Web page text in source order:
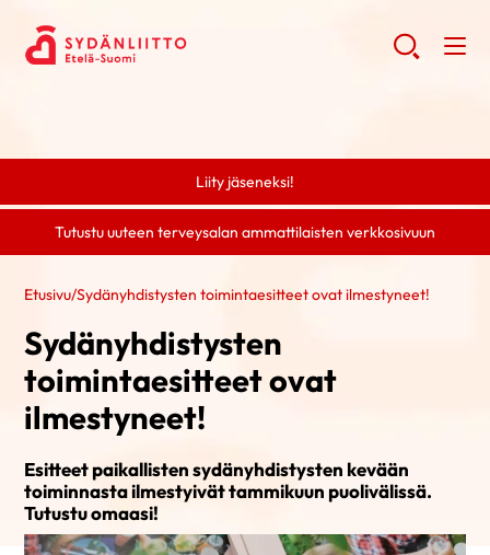
Liity jäseneksi!
Tutustu uuteen terveysalan ammattilaisten verkkosivuun
Etusivu/Sydänyhdistysten toimintaesitteet ovat ilmestyneet!
Sydänyhdistysten
toimintaesitteet ovat
ilmestyneet!
Esitteet paikallisten sydänyhdistysten kevään
toiminnasta ilmestyivät tammikuun puolivälissä.
Tutustu omaasi!